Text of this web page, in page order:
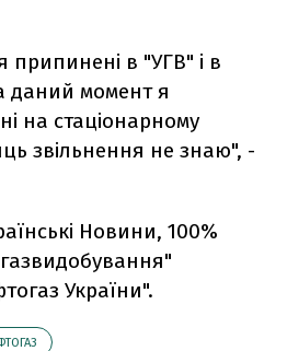
в "УГВ" і в
даний момент я
на стаціонарному
звільнення не знаю", -
Новини, 100%
України".